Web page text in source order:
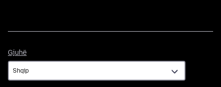
Gjuhë